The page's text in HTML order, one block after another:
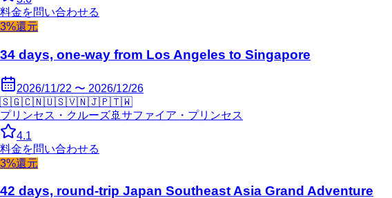
料金を問い合わせる
3%還元
34 days, one-way from Los Angeles to Singapore
2026/11/22 〜 2026/12/26
🇸🇬🇨🇳🇺🇸🇻🇳🇯🇵🇹🇼
プリンセス・クルーズ🚢 サファイア・プリンセス
4.1
料金を問い合わせる
3%還元
42 days, round-trip Japan Southeast Asia Grand Adventure